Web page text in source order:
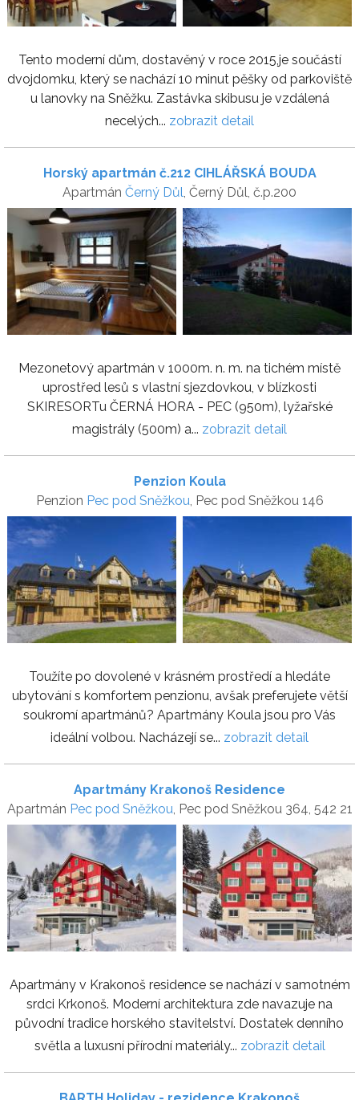
Tento moderní dům, dostavěný v roce 2015,je součástí
dvojdomku, který se nachází 10 minut pěšky od parkoviště
u lanovky na Sněžku. Zastávka skibusu je vzdálená
necelých... zobrazit detail
Horský apartmán č.212 CIHLÁŘSKÁ BOUDA
Apartmán Černý Důl , Černý Důl, č.p.200
Mezonetový apartmán v 1000m. n. m. na tichém místě
uprostřed lesů s vlastní sjezdovkou, v blízkosti
SKIRESORTu ČERNÁ HORA - PEC (950m), lyžařské
magistrály (500m) a... zobrazit detail
Penzion Koula
Penzion Pec pod Sněžkou, Pec pod Sněžkou 146
Toužíte po dovolené v krásném prostředí a hledáte
ubytování s komfortem penzionu, avšak preferujete větší
soukromí apartmánů? Apartmány Koula jsou pro Vás
ideální volbou. Nacházejí se... zobrazit detail
Apartmány Krakonoš Residence
Apartmán Pec pod Sněžkou, Pec pod Sněžkou 364, 542 21
Apartmány v Krakonoš residence se nachází v samotném
srdci Krkonoš. Moderní architektura zde navazuje na
původní tradice horského stavitelství. Dostatek denního
světla a luxusní přírodní materiály... zobrazit detail